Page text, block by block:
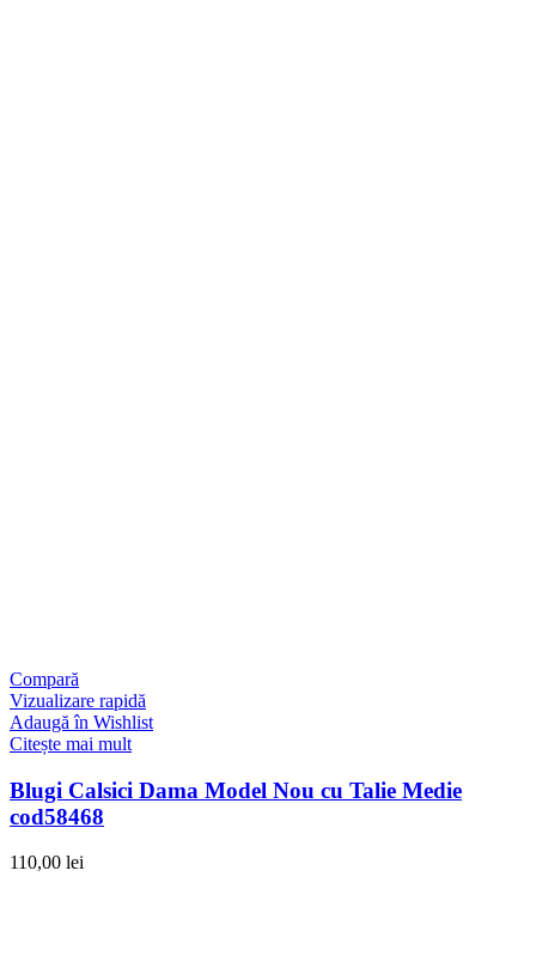
Compară
Vizualizare rapidă
Adaugă în Wishlist
Citește mai mult
Blugi Calsici Dama Model Nou cu Talie Medie
cod58468
110,00 lei